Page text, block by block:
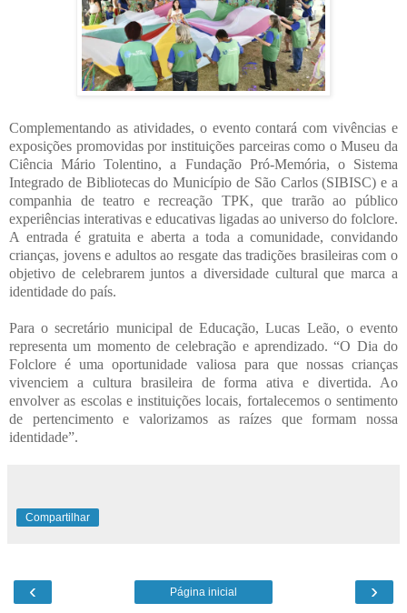
Complementando as atividades, o evento contará com vivências e
exposições promovidas por instituições parceiras como o Museu da
Ciência Mário Tolentino, a Fundação Pró-Memória, o Sistema
Integrado de Bibliotecas do Município de São Carlos (SIBISC) e a
companhia de teatro e recreação TPK, que trarão ao público
experiências interativas e educativas ligadas ao universo do folclore.
A entrada é gratuita e aberta a toda a comunidade, convidando
crianças, jovens e adultos ao resgate das tradições brasileiras com o
objetivo de celebrarem juntos a diversidade cultural que marca a
identidade do país.
Para o secretário municipal de Educação, Lucas Leão, o evento
representa um momento de celebração e aprendizado. “O Dia do
Folclore é uma oportunidade valiosa para que nossas crianças
vivenciem a cultura brasileira de forma ativa e divertida. Ao
envolver as escolas e instituições locais, fortalecemos o sentimento
de pertencimento e valorizamos as raízes que formam nossa
identidade”.
Compartilhar
‹ ›
Página inicial